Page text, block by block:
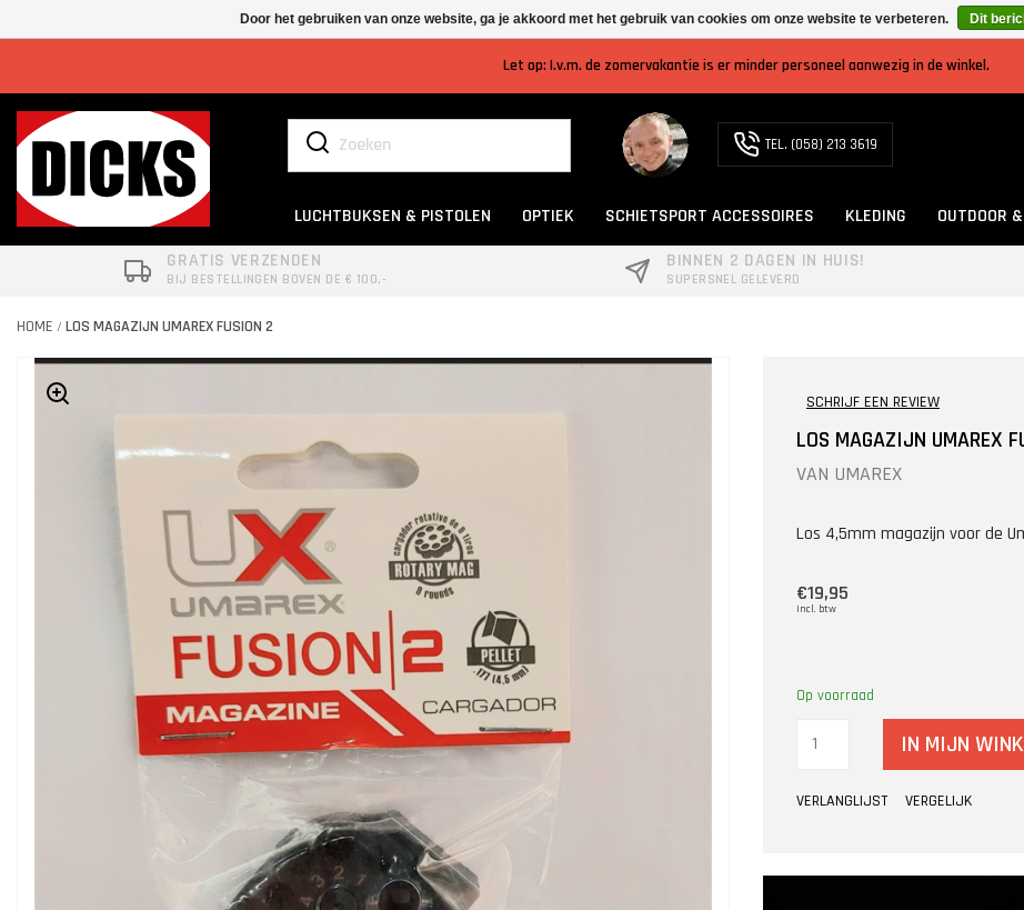
Let op: I.v.m. de zomervakantie is er minder personeel aanwezig in de winkel.
TEL. (058) 213 3619
LUCHTBUKSEN & PISTOLEN OPTIEK SCHIETSPORT ACCESSOIRES KLEDING OUTDOOR
GRATIS VERZENDEN
BIJ BESTELLINGEN BOVEN DE € 100,-
BINNEN 2 DAGEN IN HUIS!
SUPERSNEL GELEVERD
HOME / LOS MAGAZIJN UMAREX FUSION 2
SCHRIJF EEN REVIEW
LOS MAGAZIJN UMAREX
VAN UMAREX
Los 4,5mm magazijn voor de
€19,95
Incl. btw
Op voorraad
IN MIJN
VERLANGLIJST VERGELIJK
Door het gebruiken van onze website, ga je akkoord met het gebruik van cookies om onze website te verbeteren. Dit